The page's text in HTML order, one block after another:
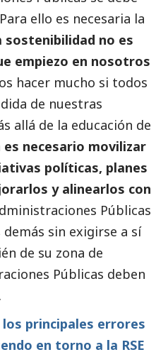
ello es necesaria la
sostenibilidad no es
empiezo en nosotros
hacer mucho si todos
de nuestras
allá de la educación de
es necesario movilizar
políticas, planes
y alinearlos con
Públicas
sin exigirse a sí
de su zona de
Públicas deben
los principales errores
en torno a la RSE